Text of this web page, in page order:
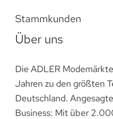
Stammkunden
Über uns
Die ADLER
Jahren zu den größten
Deutschland.
Business: Mit über